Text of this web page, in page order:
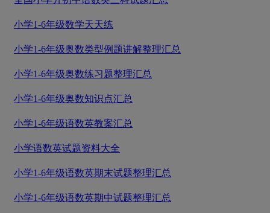
小学1-6年级数学天天练
小学1-6年级奥数类型例题讲解整理汇总
小学1-6年级奥数练习题整理汇总
小学1-6年级奥数知识点汇总
小学1-6年级语数英教案汇总
小学语数英试题资料大全
小学1-6年级语数英期末试题整理汇总
小学1-6年级语数英期中试题整理汇总